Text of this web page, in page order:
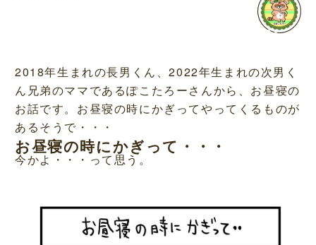
2018年生まれの長男くん、2022年生まれの次男く
ん兄弟のママであるぽこたろーさんから、お昼寝の
お話です。お昼寝の時にかぎってやってくるものが
あるそうで・・・
お昼寝の時にかぎって・・・
今かよ・・・って思う。